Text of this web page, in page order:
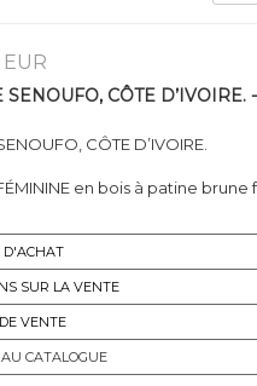
SENOUFO, CÔTE
CÔTE D’IVOIRE.
FÉMININE en bois à patine brune
D'ACHAT
SUR LA VENTE
VENTE
CATALOGUE